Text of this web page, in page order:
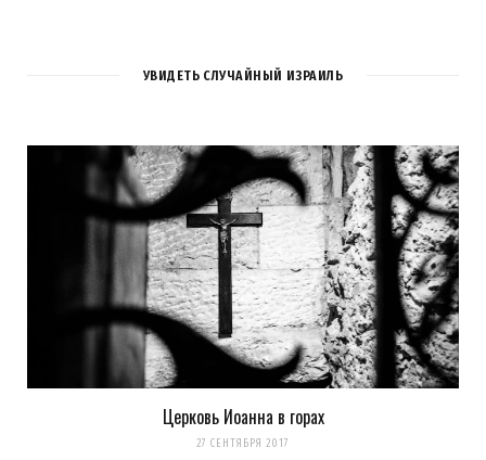
УВИДЕТЬ СЛУЧАЙНЫЙ ИЗРАИЛЬ
Церковь Иоанна в горах
27 СЕНТЯБРЯ 2017